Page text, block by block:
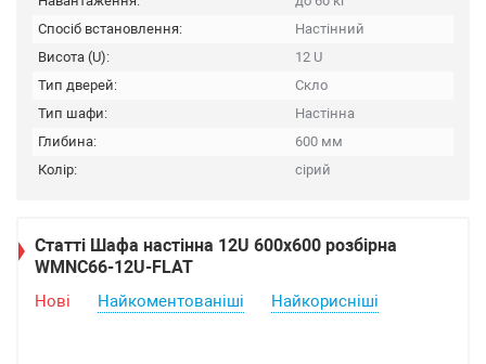
Спосіб встановлення:
Настінний
Висота (U):
12 U
Тип дверей:
Скло
Тип шафи:
Настінна
Глибина:
600 мм
Колір:
сірий
Статті Шафа настінна 12U 600х600 розбірна
WMNC66-12U-FLAT
Нові Найкоментованіші Найкорисніші